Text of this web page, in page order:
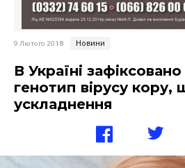
9 Лютого 2018 Новини
В Україні
генотип вірусу кору,
ускладнення